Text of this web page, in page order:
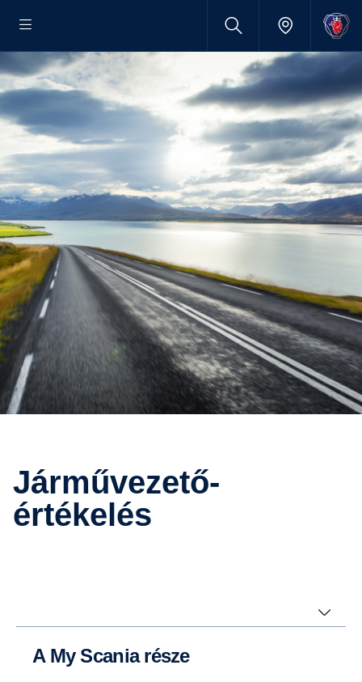
Járművezető-
értékelés
A My Scania része